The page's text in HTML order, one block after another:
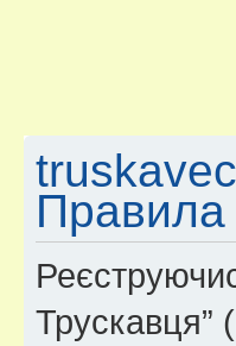
Правила
Трускавця”